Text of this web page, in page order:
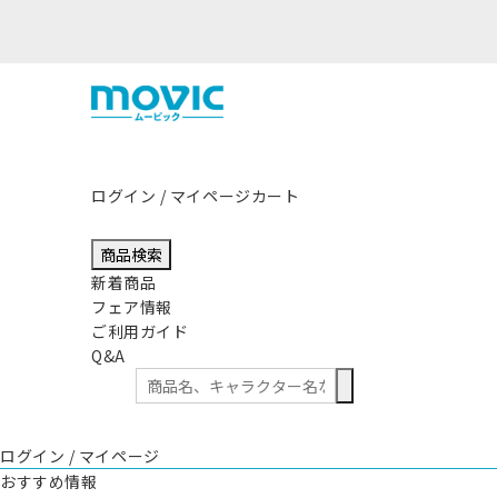
ログイン / マイページカート
商品検索
新着商品
フェア情報
ご利用ガイド
Q&A
ログイン / マイページ
おすすめ情報